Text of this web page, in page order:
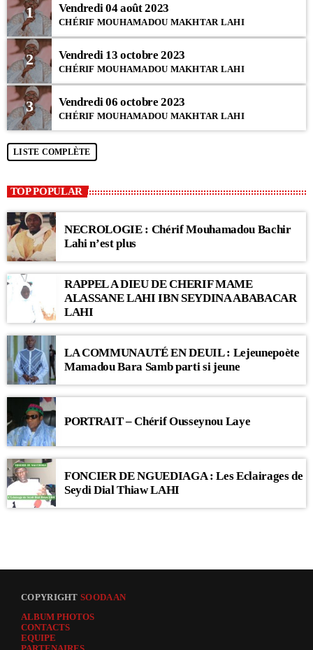
1 Vendredi 04 août 2023
CHÉRIF MOUHAMADOU MAKHTAR LAHI
2 Vendredi 13 octobre 2023
CHÉRIF MOUHAMADOU MAKHTAR LAHI
3 Vendredi 06 octobre 2023
CHÉRIF MOUHAMADOU MAKHTAR LAHI
LISTE COMPLÈTE
TOP POPULAR
NECROLOGIE : Chérif Mouhamadou Bachir
Lahi n’est plus
RAPPEL A DIEU DE CHERIF MAME
ALASSANE LAHI IBN SEYDINA ABABACAR
LAHI
LA COMMUNAUTÉ EN DEUIL : Lejeunepoète
Mamadou Bara Samb parti si jeune
PORTRAIT – Chérif Ousseynou Laye
FONCIER DE NGUEDIAGA : Les Eclairages de
Seydi Dial Thiaw LAHI
COPYRIGHTSOODAAN
ALBUM PHOTOS
CONTACTS
EQUIPE